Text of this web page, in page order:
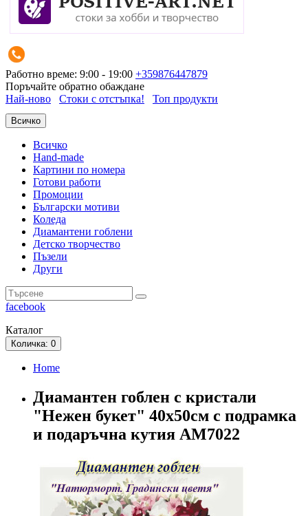
Работно време: 9:00 - 19:00 +359876447879
Поръчайте обратно обаждане
Най-ново
Стоки с отстъпка! Топ продукти
Всичко
Всичко
Hand-made
Картини по номера
Готови работи
Промоции
Български мотиви
Коледа
Диамантени гоблени
Детско творчество
Пъзели
Други
facebook
Каталог
Количка: 0
Home
Диамантен гоблен с кристали
"Нежен букет" 40х50см с подрамка
и подаръчна кутия АМ7022